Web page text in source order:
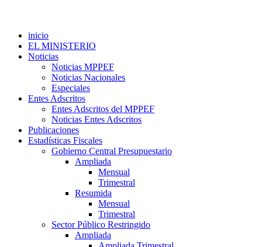
inicio
EL MINISTERIO
Noticias
Noticias MPPEF
Noticias Nacionales
Especiales
Entes Adscritos
Entes Adscritos del MPPEF
Noticias Entes Adscritos
Publicaciones
Estadísticas Fiscales
Gobierno Central Presupuestario
Ampliada
Mensual
Trimestral
Resumida
Mensual
Trimestral
Sector Público Restringido
Ampliada